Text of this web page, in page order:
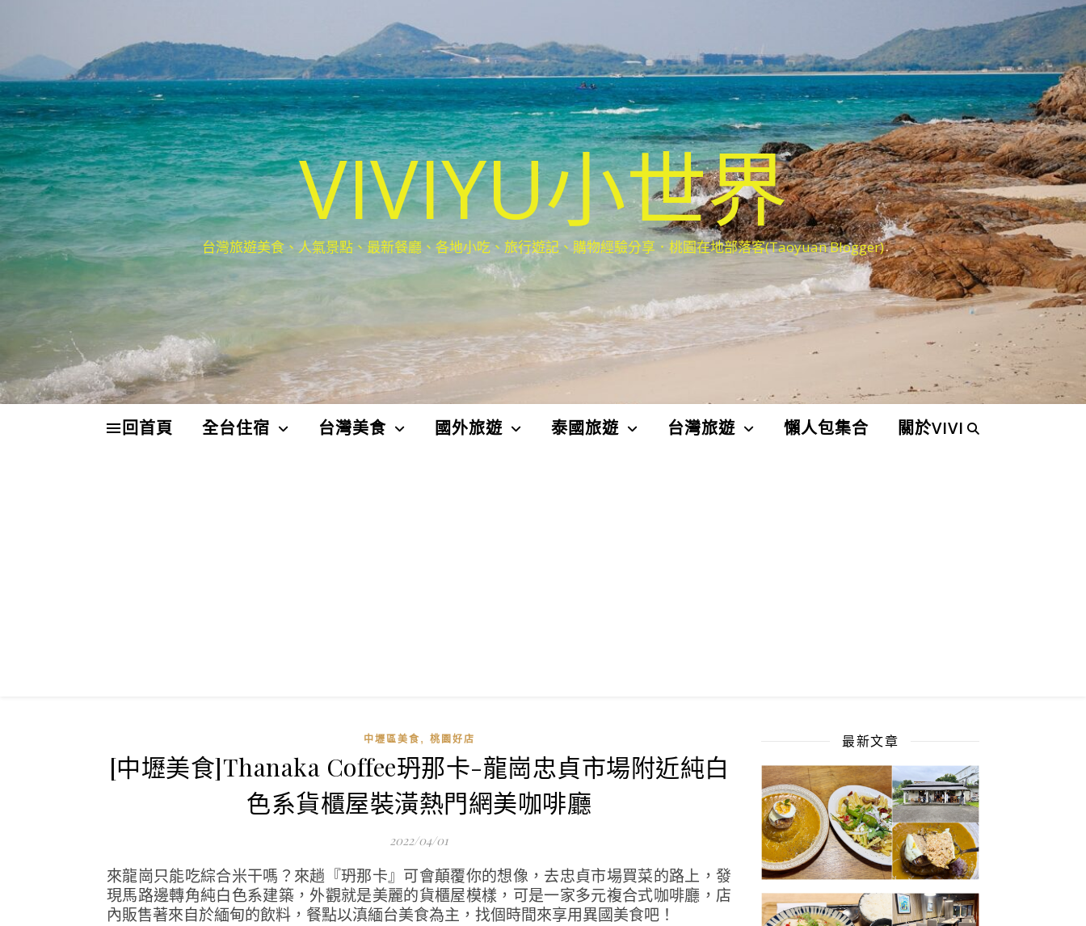
VIVIYU小世界
台灣旅遊美食、人氣景點、最新餐廳、各地小吃、旅行遊記、購物經驗分享．桃園在地部落客(Taoyuan Blogger)
回首頁 全台住宿 台灣美食 國外旅遊 泰國旅遊 台灣旅遊 懶人包集合 關於VIVI
中壢區美食 , 桃園好店
[中壢美食]Thanaka Coffee玬那卡-龍崗忠貞市場附近純白
色系貨櫃屋裝潢熱門網美咖啡廳
2022/04/01
來龍崗只能吃綜合米干嗎？來趟『玬那卡』可會顛覆你的想像，去忠貞市場買菜的路上，發
現馬路邊轉角純白色系建築，外觀就是美麗的貨櫃屋模樣，可是一家多元複合式咖啡廳，店
內販售著來自於緬甸的飲料，餐點以滇緬台美食為主，找個時間來享用異國美食吧！
最新文章